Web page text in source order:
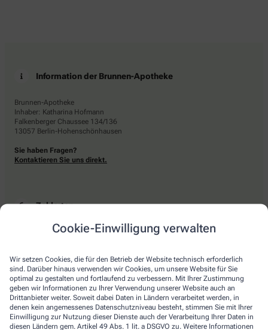
Cookie-Einwilligung verwalten
Wir setzen Cookies, die für den Betrieb der Website technisch erforderlich
sind. Darüber hinaus verwenden wir Cookies, um unsere Website für Sie
optimal zu gestalten und fortlaufend zu verbessern. Mit Ihrer Zustimmung
geben wir Informationen zu Ihrer Verwendung unserer Website auch an
Drittanbieter weiter. Soweit dabei Daten in Ländern verarbeitet werden, in
denen kein angemessenes Datenschutzniveau besteht, stimmen Sie mit Ihrer
Einwilligung zur Nutzung dieser Dienste auch der Verarbeitung Ihrer Daten in
diesen Ländern gem. Artikel 49 Abs. 1 lit. a DSGVO zu. Weitere Informationen
Information der Brunnen-Apotheke
Brunnen-Apotheke
Inhaber: Katharina Hofmann
Falkenberger Chaussee 134/136
13057 Berlin-Hohenschönhausen
Sie haben Fragen?
Kontaktieren Sie uns direkt.
Zahlarten
Bar oder mit einer anderen akzeptierten Zahlungsart Ihrer Apotheke vor Ort.
Lieferarten
Abholung in der Apotheke
Botendienstlieferung